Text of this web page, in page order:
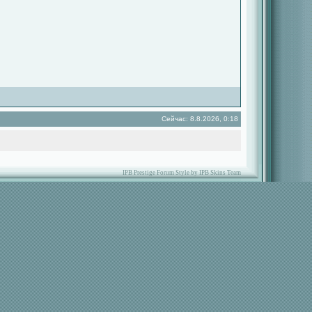
Сейчас: 8.8.2026, 0:18
IPB Prestige Forum Style by IPB Skins Team